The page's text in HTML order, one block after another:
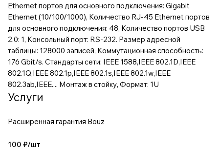
Ethernet портов для основного подключения: Gigabit
Ethernet (10/100/1000), Количество RJ-45 Ethernet портов
для основного подключения: 48, Количество портов USB
2.0: 1, Консольный порт: RS-232. Размер адресной
таблицы: 128000 записей, Коммутационная способность:
176 Gbit/s. Стандарты сети: IEEE 1588,IEEE 802.1D,IEEE
802.1Q,IEEE 802.1p,IEEE 802.1s,IEEE 802.1w,IEEE
802.3ab,IEEE.... Монтаж в стойку, Формат: 1U
Услуги
Расширенная гарантия Bouz
100 ₽/шт